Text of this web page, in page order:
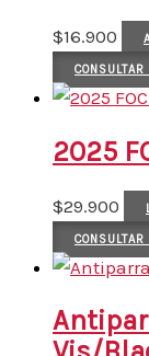
$16.900
CONSULTAR
2025
$29.900
CONSULTAR